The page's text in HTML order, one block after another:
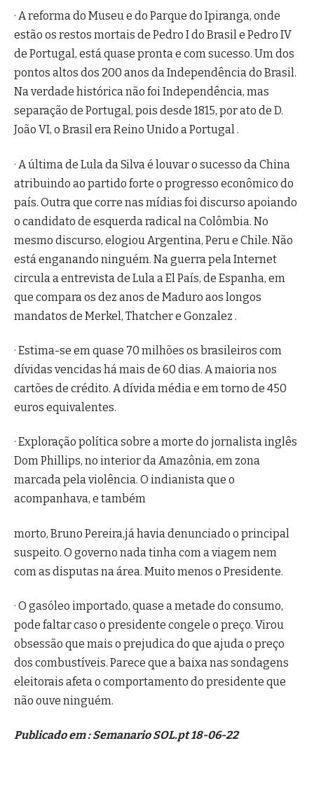
· A reforma do Museu e do Parque do Ipiranga, onde
estão os restos mortais de Pedro I do Brasil e Pedro IV
de Portugal, está quase pronta e com sucesso. Um dos
pontos altos dos 200 anos da Independência do Brasil.
Na verdade histórica não foi Independência, mas
separação de Portugal, pois desde 1815, por ato de D.
João VI, o Brasil era Reino Unido a Portugal .
· A última de Lula da Silva é louvar o sucesso da China
atribuindo ao partido forte o progresso econômico do
país. Outra que corre nas mídias foi discurso apoiando
o candidato de esquerda radical na Colômbia. No
mesmo discurso, elogiou Argentina, Peru e Chile. Não
está enganando ninguém. Na guerra pela Internet
circula a entrevista de Lula a El País, de Espanha, em
que compara os dez anos de Maduro aos longos
mandatos de Merkel, Thatcher e Gonzalez .
· Estima-se em quase 70 milhões os brasileiros com
dívidas vencidas há mais de 60 dias. A maioria nos
cartões de crédito. A dívida média e em torno de 450
euros equivalentes.
· Exploração política sobre a morte do jornalista inglês
Dom Phillips, no interior da Amazônia, em zona
marcada pela violência. O indianista que o
acompanhava, e também
morto, Bruno Pereira,já havia denunciado o principal
suspeito. O governo nada tinha com a viagem nem
com as disputas na área. Muito menos o Presidente.
· O gasóleo importado, quase a metade do consumo,
pode faltar caso o presidente congele o preço. Virou
obsessão que mais o prejudica do que ajuda o preço
dos combustíveis. Parece que a baixa nas sondagens
eleitorais afeta o comportamento do presidente que
não ouve ninguém.
Publicado em : Semanario SOL.pt 18-06-22